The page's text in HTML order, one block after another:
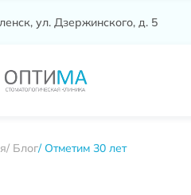
ул. Дзержинского, д. 5
Блог Отметим 30 лет